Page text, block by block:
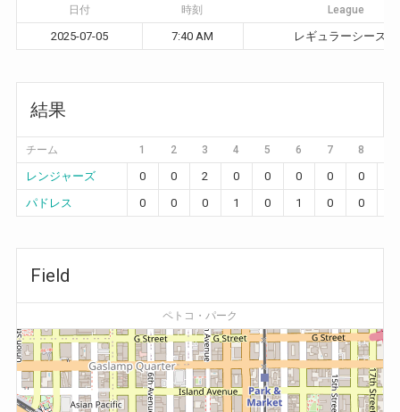
日付 時刻 League
2025-07-05 7:40 AM レギュラーシーズン
結果
チーム 1 2 3 4 5 6 7 8
レンジャーズ 0 0 2 0 0 0 0 0
パドレス
0 0 0 1 0 1 0 0
Field
ペトコ・パーク